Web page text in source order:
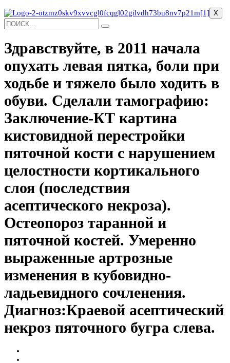
X
Здравствуйте, в 2011 начала
опухать левая пятка, боли при
ходьбе и тяжело было ходить в
обуви. Сделали тамографию:
Заключение-КТ картина
кистовидной перестройки
пяточной кости с нарушением
целостности кортикального
слоя (последствия
асептического некроза).
Остеопороз таранной и
пяточной костей. Умеренно
выраженные артрозные
изменения в кубовидно-
ладьевидного сочленения.
Диагноз:Краевой асептический
некроз пяточного бугра слева.